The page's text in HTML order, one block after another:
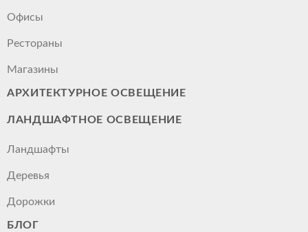
Офисы
Рестораны
Магазины
АРХИТЕКТУРНОЕ ОСВЕЩЕНИЕ
ЛАНДШАФТНОЕ ОСВЕЩЕНИЕ
Ландшафты
Деревья
Дорожки
БЛОГ